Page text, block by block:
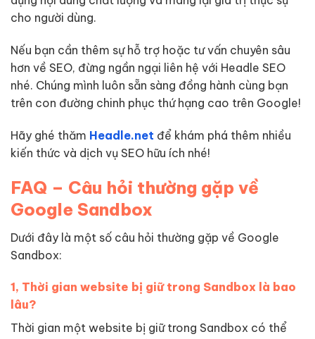
cho người dùng.
Nếu bạn cần thêm sự hỗ trợ hoặc tư vấn chuyên sâu
hơn về SEO, đừng ngần ngại liên hệ với Headle SEO
nhé. Chúng mình luôn sẵn sàng đồng hành cùng bạn
trên con đường chinh phục thứ hạng cao trên Google!
Hãy ghé thăm Headle.net để khám phá thêm nhiều
kiến thức và dịch vụ SEO hữu ích nhé!
FAQ – Câu hỏi thường gặp về
Google Sandbox
Dưới đây là một số câu hỏi thường gặp về Google
Sandbox:
1, Thời gian website bị giữ trong Sandbox là bao
lâu?
Thời gian một website bị giữ trong Sandbox có thể